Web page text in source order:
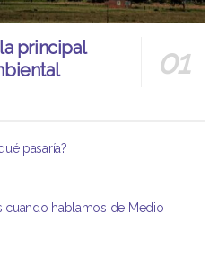
principal
pasaría?
cuando hablamos de Medio